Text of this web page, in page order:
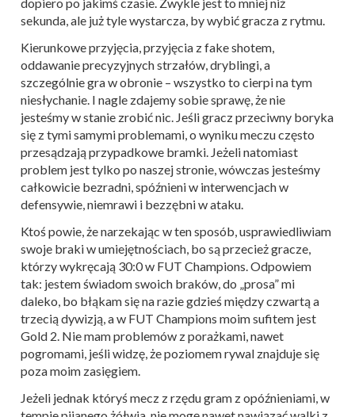
sekunda, ale już tyle wystarcza, by wybić gracza z rytmu.
Kierunkowe przyjęcia, przyjęcia z fake shotem,
oddawanie precyzyjnych strzałów, dryblingi, a
szczególnie gra w obronie – wszystko to cierpi na tym
niesłychanie. I nagle zdajemy sobie sprawę, że nie
jesteśmy w stanie zrobić nic. Jeśli gracz przeciwny boryka
się z tymi samymi problemami, o wyniku meczu często
przesądzają przypadkowe bramki. Jeżeli natomiast
problem jest tylko po naszej stronie, wówczas jesteśmy
całkowicie bezradni, spóźnieni w interwencjach w
defensywie, niemrawi i bezzębni w ataku.
Ktoś powie, że narzekając w ten sposób, usprawiedliwiam
swoje braki w umiejętnościach, bo są przecież gracze,
którzy wykręcają 30:0 w FUT Champions. Odpowiem
tak: jestem świadom swoich braków, do „prosa” mi
daleko, bo błąkam się na razie gdzieś między czwartą a
trzecią dywizją, a w FUT Champions moim sufitem jest
Gold 2. Nie mam problemów z porażkami, nawet
pogromami, jeśli widzę, że poziomem rywal znajduje się
poza moim zasięgiem.
Jeżeli jednak któryś mecz z rzędu gram z opóźnieniami, w